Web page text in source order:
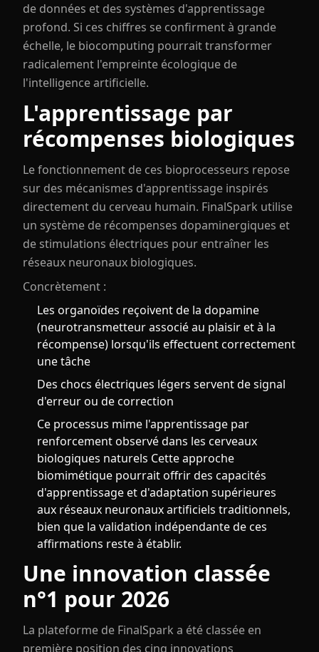
de données et des systèmes d'apprentissage
profond. Si ces chiffres se confirment à grande
échelle, le biocomputing pourrait transformer
radicalement l'empreinte écologique de
l'intelligence artificielle.
L'apprentissage par
récompenses biologiques
Le fonctionnement de ces bioprocesseurs repose
sur des mécanismes d'apprentissage inspirés
directement du cerveau humain. FinalSpark utilise
un système de récompenses dopaminergiques et
de stimulations électriques pour entraîner les
réseaux neuronaux biologiques.
Concrètement :
Les organoïdes reçoivent de la dopamine
(neurotransmetteur associé au plaisir et à la
récompense) lorsqu'ils effectuent correctement
une tâche
Des chocs électriques légers servent de signal
d'erreur ou de correction
Ce processus mime l'apprentissage par
renforcement observé dans les cerveaux
biologiques naturels Cette approche
biomimétique pourrait offrir des capacités
d'apprentissage et d'adaptation supérieures
aux réseaux neuronaux artificiels traditionnels,
bien que la validation indépendante de ces
affirmations reste à établir.
Une innovation classée
n°1 pour 2026
La plateforme de FinalSpark a été classée en
première position des cinq innovations